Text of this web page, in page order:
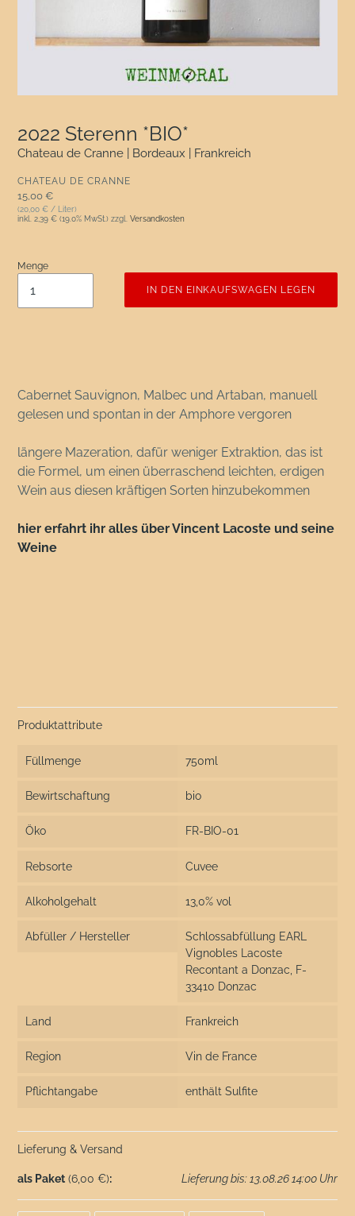
2022 Sterenn *BIO*
Chateau de Cranne | Bordeaux | Frankreich
VERKÄUFER
CHATEAU DE CRANNE
Normaler Preis
15,00 €
(20,00 € / Liter)
inkl. 2,39 € (19.0% MwSt.) zzgl. Versandkosten
Menge
IN DEN EINKAUFSWAGEN LEGEN
Cabernet Sauvignon, Malbec und Artaban, manuell
gelesen und spontan in der Amphore vergoren
längere Mazeration, dafür weniger Extraktion, das ist
die Formel, um einen überraschend leichten, erdigen
Wein aus diesen kräftigen Sorten hinzubekommen
hier erfahrt ihr alles über Vincent Lacoste und seine
Weine
Produktattribute
Füllmenge 750ml
Bewirtschaftung bio
Öko FR-BIO-01
Rebsorte Cuvee
Alkoholgehalt 13,0% vol
Abfüller / Hersteller
Schlossabfüllung EARL
Vignobles Lacoste
Recontant a Donzac, F-
33410 Donzac
Land Frankreich
Region Vin de France
Pflichtangabe enthält Sulfite
Lieferung & Versand
als Paket (6,00 €): Lieferung bis: 13.08.26 14:00 Uhr